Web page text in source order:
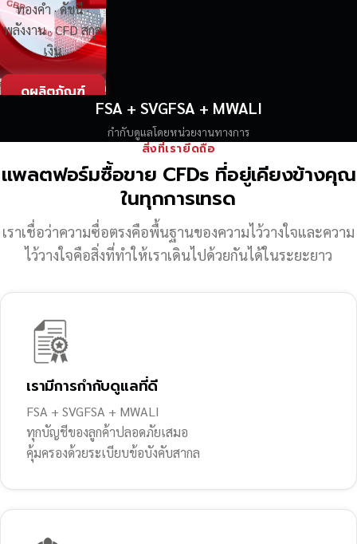
ทองคำ · ดัชนี ·
พลังงาน · CFD สกุล
เงิน
ดูผลิตภัณฑ์
FSA + SVGFSA + MWALI
กำกับดูแลโดยหน่วยงานทางการ
สิ่งที่เรายึดถือ
แพลตฟอร์มซื้อขาย CFDs ที่อยู่เคียงข้างคุณ
ในทุกการเทรด
เราเชื่อว่าความซื่อตรงคือพื้นฐานของความไว้วางใจและความ
ไว้วางใจคือสิ่งที่ทำให้เราเดินไปด้วยกันได้ในระยะยาว
เรามีการกำกับดูแลที่ดี
FSA + SVGFSA + MWALI
ทุกบัญชีของลูกค้าปลอดภัยเสมอ
คุ้มครองด้วยระเบียบข้อบังคับสากล